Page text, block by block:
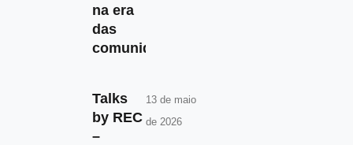
na era
das
comunidades
Talks
by REC
–
13 de maio
de 2026